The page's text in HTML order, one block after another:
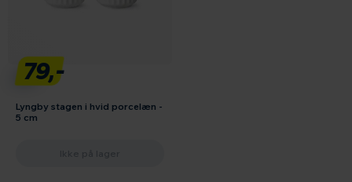
79,-
Lyngby stagen i hvid porcelæn -
5 cm